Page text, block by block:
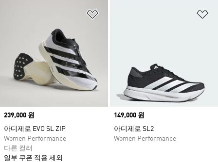
Price
239,000 원
아디제로 EVO SL ZIP
Women Performance
다른 컬러
일부 쿠폰 적용 제외
Price
149,000 원
아디제로 SL2
Women Performance